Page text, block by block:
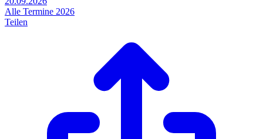
Alle Termine 2026
Teilen